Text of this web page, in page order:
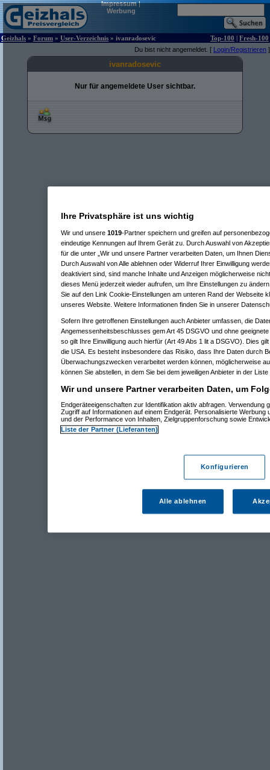
Impressum|
Werbung
Geizhals » Forum » User-Verzeichnis » ivanradosevic Top-100 | Fresh-100
Du bist nicht angemeldet. [ Login/Registrieren ]
ivanradosevic
Nur für angemeldete User sichtbar.
Ihre Privatsphäre ist uns wichtig
Wir und unsere 1019-Partner speichern und greifen auf
eindeutige Kennungen auf Ihrem Gerät zu. Durch Auswahl von
für die unter „Wir und unsere Partner verarbeiten Daten, um Ihnen
Durch Auswahl von Alle ablehnen oder Widerruf Ihrer Einwilligung
deaktiviert sind, sind manche Inhalte und Anzeigen möglicherweise
dieses Menü jederzeit wieder aufrufen, um Ihre Einstellungen zu
Sie auf den Link Cookie-Einstellungen am unteren Rand der Webseite
unseres Website. Weitere Informationen finden Sie in unserer
Sofern Ihre getroffenen Einstellungen auch Anbieter umfassen, die
Angemessenheitsbeschlusses gem Art 45 DSGVO und ohne
so gilt Ihre Einwilligung auch hierfür (Art 49 Abs 1 lit a DSGVO). Dies
die USA. Es besteht insbesondere das Risiko, dass Ihre Daten durch
Überwachungszwecken verarbeitet werden können, möglicherweise
können Sie abstellen, in dem Sie bei dem jeweiligen Anbieter in der
Wir und unsere Partner verarbeiten Daten, um
Endgeräteeigenschaften zur Identifikation aktiv abfragen. Verwendung
Zugriff auf Informationen auf einem Endgerät. Personalisierte Werbung
und der Performance von Inhalten, Zielgruppenforschung sowie
Liste der Partner (Lieferanten)
Konfigurieren
Alle ablehnen